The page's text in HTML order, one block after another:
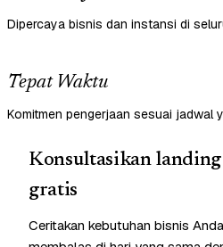
Dipercaya bisnis dan instansi di
Tepat Waktu
Komitmen pengerjaan sesuai jadwal
Konsultasikan landing
gratis
Ceritakan kebutuhan bisnis